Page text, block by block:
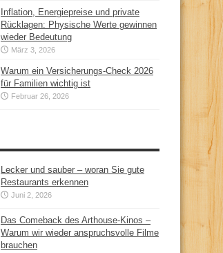
Inflation, Energiepreise und private
Rücklagen: Physische Werte gewinnen
wieder Bedeutung
März 3, 2026
Warum ein Versicherungs-Check 2026
für Familien wichtig ist
Februar 26, 2026
Lecker und sauber – woran Sie gute
Restaurants erkennen
Juni 2, 2026
Das Comeback des Arthouse-Kinos –
Warum wir wieder anspruchsvolle Filme
brauchen